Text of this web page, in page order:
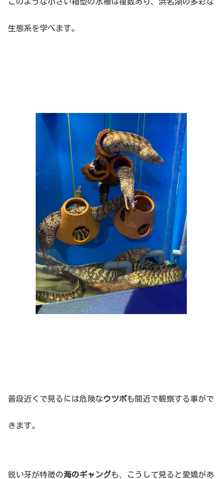
生態系を学べます。
普段近くで見るには危険なウツボも間近で観察する事がで
きます。
鋭い牙が特徴の海のギャングも、こうして見ると愛嬌があ